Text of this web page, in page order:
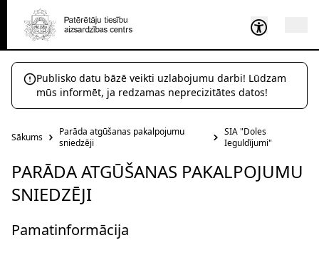
Publisko datu bāzē veikti uzlabojumu darbi! Lūdzam
mūs informēt, ja redzamas neprecizitātes datos!
Sākums
Parāda atgūšanas pakalpojumu
sniedzēji
SIA "Doles
Ieguldījumi"
PARĀDA ATGŪŠANAS PAKALPOJUMU
SNIEDZĒJI
Pamatinformācija